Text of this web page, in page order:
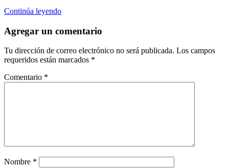
Continúa leyendo
Agregar un comentario
Tu dirección de correo electrónico no será publicada. Los campos
requeridos están marcados *
Comentario *
Nombre *